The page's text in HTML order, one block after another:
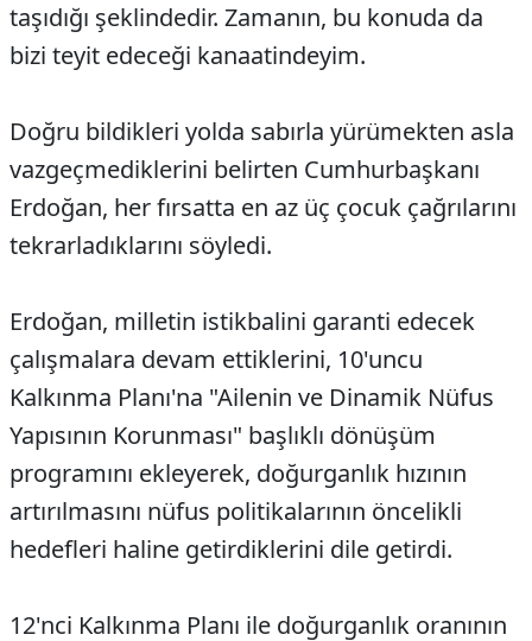
taşıdığı şeklindedir. Zamanın, bu konuda da
bizi teyit edeceği kanaatindeyim.
Doğru bildikleri yolda sabırla yürümekten asla
vazgeçmediklerini belirten Cumhurbaşkanı
Erdoğan, her fırsatta en az üç çocuk çağrılarını
tekrarladıklarını söyledi.
Erdoğan, milletin istikbalini garanti edecek
çalışmalara devam ettiklerini, 10'uncu
Kalkınma Planı'na "Ailenin ve Dinamik Nüfus
Yapısının Korunması" başlıklı dönüşüm
programını ekleyerek, doğurganlık hızının
artırılmasını nüfus politikalarının öncelikli
hedefleri haline getirdiklerini dile getirdi.
12'nci Kalkınma Planı ile doğurganlık oranının